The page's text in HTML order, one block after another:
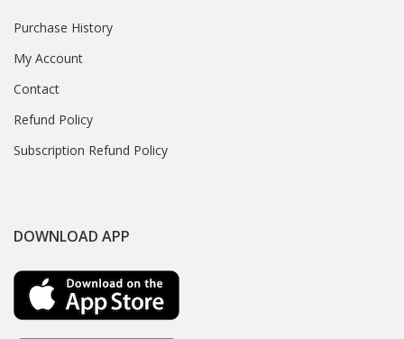
Purchase History
My Account
Contact
Refund Policy
Subscription Refund Policy
DOWNLOAD APP